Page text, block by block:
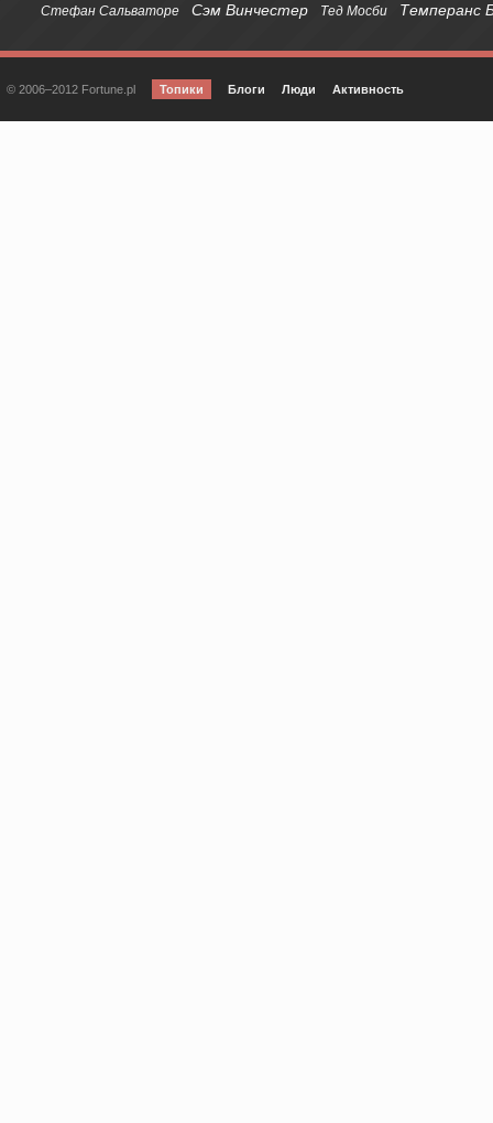
Стефан Сальваторе Сэм Винчестер Тед Мосби Темперанс
© 2006–2012 Fortune.pl Топики Блоги Люди Активность